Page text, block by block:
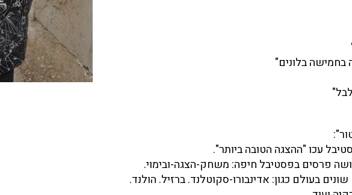
בעולם כגון: אדינבורו-סקוטלנד. ברזיל. הולנד.